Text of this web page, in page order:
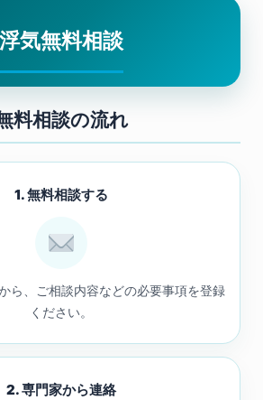
浮気無料相談
料相談の流れ
1. 無料相談する
ら、ご相談内容などの必要事項を登録
ください。
2. 専門家から連絡